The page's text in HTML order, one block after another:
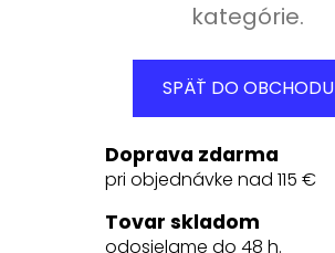
kategórie.
SPÄŤ DO OBCHODU
Doprava zdarma
pri objednávke nad 115 €
Tovar skladom
odosielame do 48 h.